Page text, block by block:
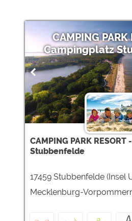
CAMPING PARK
Campingplatz
CAMPING PARK
Stubbenfelde
17459 Stubbenfelde (Insel
Mecklenburg-